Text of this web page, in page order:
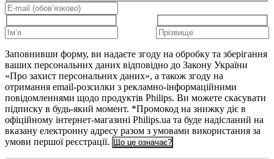
Заповнивши форму, ви надаєте згоду на обробку та зберігання
ваших персональних даних відповідно до Закону України
«Про захист персональних даних», а також згоду на
отримання email-розсилки з рекламно-інформаційними
повідомленнями щодо продуктів Philips. Ви можете скасувати
підписку в будь-який момент. *Промокод на знижку діє в
офіційному інтернет-магазині Philips.ua та буде надісланий на
вказану електронну адресу разом з умовами використання за
умови першої реєстрації. Що це означає?